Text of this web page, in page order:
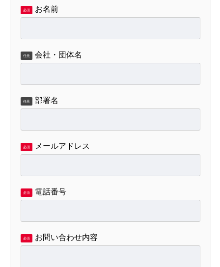
必須 お名前
任意 会社・団体名
任意 部署名
必須 メールアドレス
必須 電話番号
必須 お問い合わせ内容